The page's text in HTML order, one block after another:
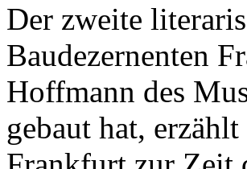
Der zweite
Baudezernenten
Hoffmann des
gebaut hat,